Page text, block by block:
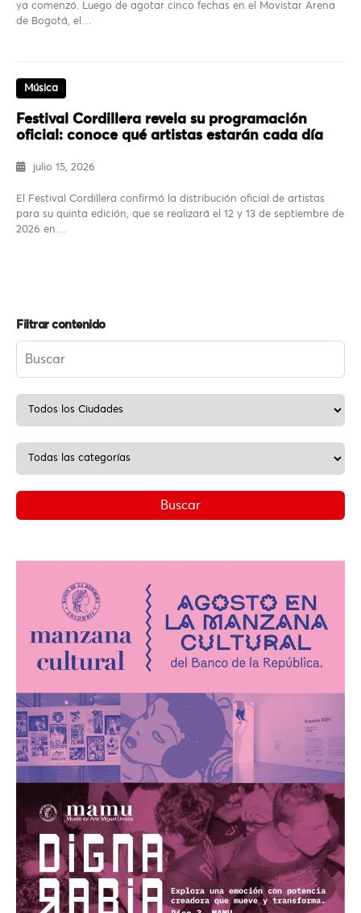
ya comenzó. Luego de agotar cinco fechas en el Movistar Arena
de Bogotá, el…
Música
Festival Cordillera revela su programación
oficial: conoce qué artistas estarán cada día
julio 15, 2026
El Festival Cordillera confirmó la distribución oficial de artistas
para su quinta edición, que se realizará el 12 y 13 de septiembre de
2026 en…
Filtrar contenido